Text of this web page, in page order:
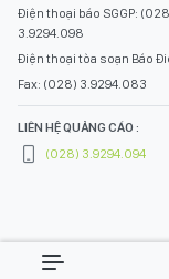
Điện thoại báo SGGP:
3.9294.098
Điện thoại tòa soạn Báo
Fax: (028) 3.9294.083
LIÊN HỆ QUẢNG CÁO :
(028) 3.9294.094